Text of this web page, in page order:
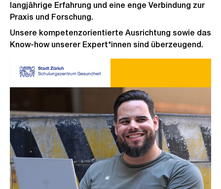
langjährige Erfahrung und eine enge Verbindung zur
Praxis und Forschung.
Unsere kompetenzorientierte Ausrichtung sowie das
Know-how unserer Expert*innen sind überzeugend.